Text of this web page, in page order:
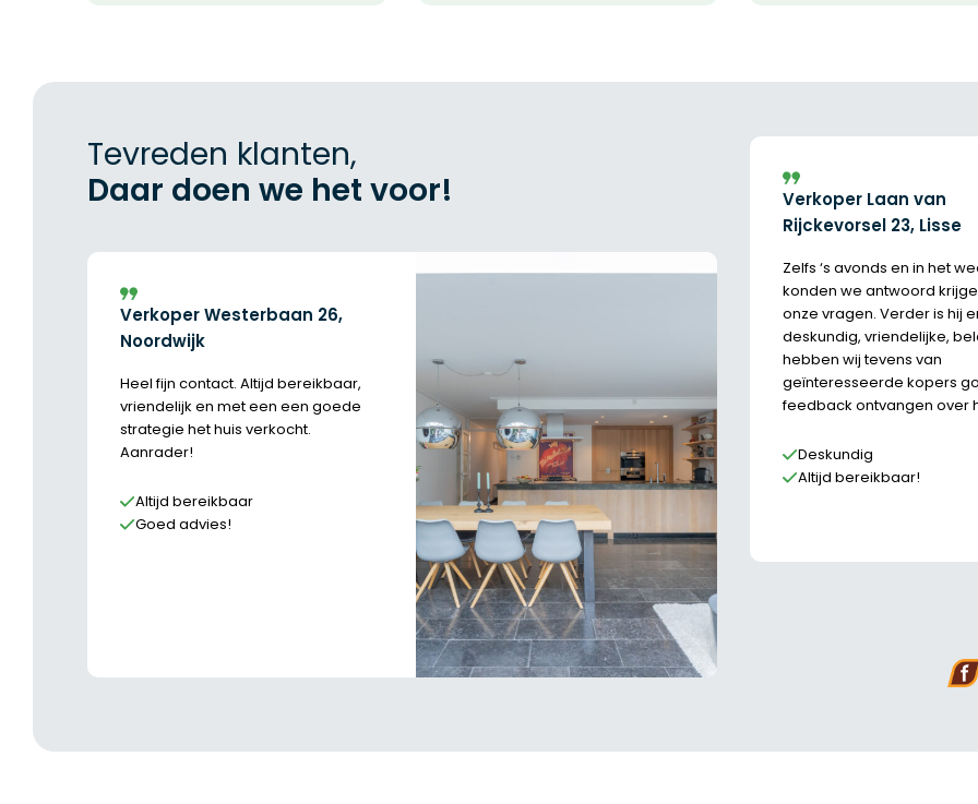
Tevreden klanten,
Daar doen we het voor!
Verkoper Westerbaan 26,
Noordwijk
Heel fijn contact. Altijd bereikbaar,
vriendelijk en met een een goede
strategie het huis verkocht.
Aanrader!
Altijd bereikbaar
Goed advies!
Verkoper Laan van
Rijckevorsel 23, Lisse
Zelfs ‘s avonds en in het
konden we antwoord
onze vragen. Verder is hij
deskundig, vriendelijke,
hebben wij tevens van
geïnteresseerde kopers
feedback ontvangen over
Deskundig
Altijd bereikbaar!